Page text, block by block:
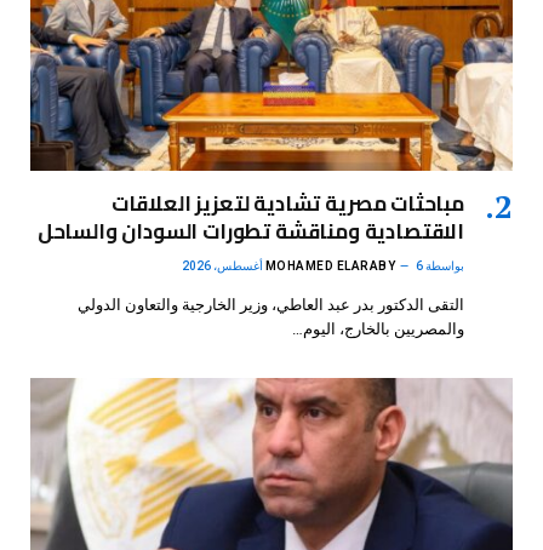
مباحثات مصرية تشادية لتعزيز العلاقات
الاقتصادية ومناقشة تطورات السودان والساحل
بواسطة MOHAMED ELARABY 6 أغسطس، 2026
التقى الدكتور بدر عبد العاطي، وزير الخارجية والتعاون الدولي
والمصريين بالخارج، اليوم…